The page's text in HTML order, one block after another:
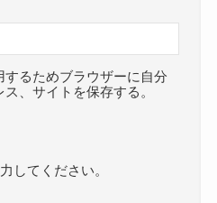
するためブラウザーに自分
、サイトを保存する。
してください。